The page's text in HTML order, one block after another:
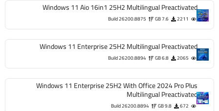
Windows 11 Aio 16in1 25H2 Multilingual
7.6 GB
Build 26200.8875
Windows 11 Enterprise 25H2 Multilingual
6.8 GB
Build 26200.8894
Windows 11 Enterprise 25H2 With Office 2024
Multilingual
9.8 GB
Build 26200.8894